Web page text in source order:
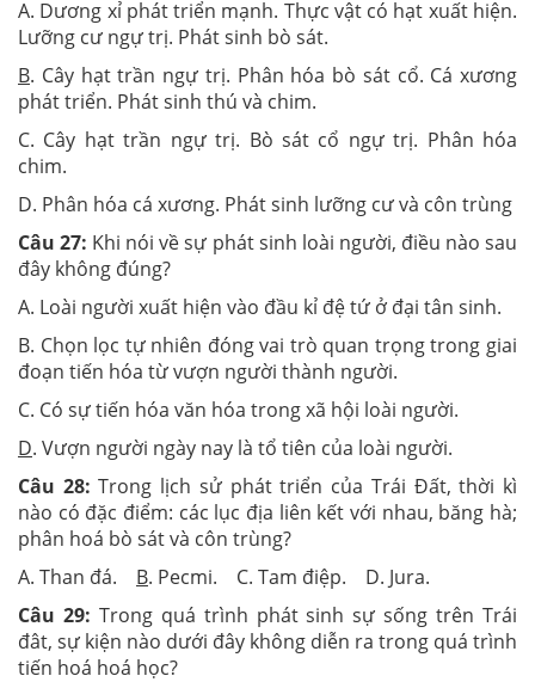
A. Dương xỉ phát triển mạnh. Thực vật có hạt xuất hiện.
Lưỡng cư ngự trị. Phát sinh bò sát.
B. Cây hạt trần ngự trị. Phân hóa bò sát cổ. Cá xương
phát triển. Phát sinh thú và chim.
C. Cây hạt trần ngự trị. Bò sát cổ ngự trị. Phân hóa
chim.
D. Phân hóa cá xương. Phát sinh lưỡng cư và côn trùng
Câu 27: Khi nói về sự phát sinh loài người, điều nào sau
đây không đúng?
A. Loài người xuất hiện vào đầu kỉ đệ tứ ở đại tân sinh.
B. Chọn lọc tự nhiên đóng vai trò quan trọng trong giai
đoạn tiến hóa từ vượn người thành người.
C. Có sự tiến hóa văn hóa trong xã hội loài người.
D. Vượn người ngày nay là tổ tiên của loài người.
Câu 28: Trong lịch sử phát triển của Trái Đất, thời kì
nào có đặc điểm: các lục địa liên kết với nhau, băng hà;
phân hoá bò sát và côn trùng?
A. Than đá. B. Pecmi. C. Tam điệp. D. Jura.
Câu 29: Trong quá trình phát sinh sự sống trên Trái
đât, sự kiện nào dưới đây không diễn ra trong quá trình
tiến hoá hoá học?